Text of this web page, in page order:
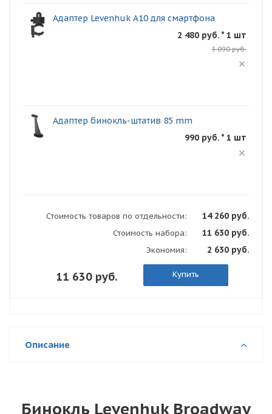
Адаптер Levenhuk A10 для смартфона
2 480 руб. * 1 шт
3 090 руб.
Адаптер бинокль-штатив 85 mm
990 руб. * 1 шт
Стоимость товаров по отдельности: 14 260 руб.
Стоимость набора: 11 630 руб.
Экономия: 2 630 руб.
11 630 руб. Купить
Описание
Бинокль Levenhuk Broadway